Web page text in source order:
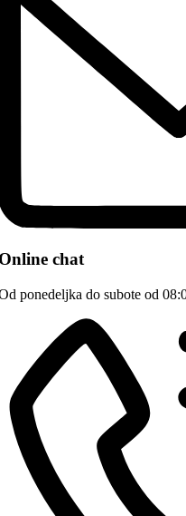
chat
ponedeljka do subote od